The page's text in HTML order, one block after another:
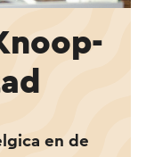
en de